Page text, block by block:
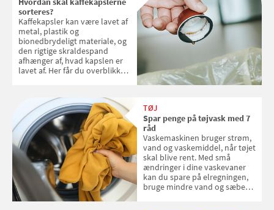
sorteres?
Kaffekapsler kan være lavet af
metal, plastik og
bionedbrydeligt materiale, og
den rigtige skraldespand
afhænger af, hvad kapslen er
lavet af. Her får du overblikket
TØJ
Spar penge på tøjvask med 7
råd
Vaskemaskinen bruger strøm,
vand og vaskemiddel, når tøjet
skal blive rent. Med små
ændringer i dine vaskevaner
kan du spare på elregningen,
bruge mindre vand og sæbe